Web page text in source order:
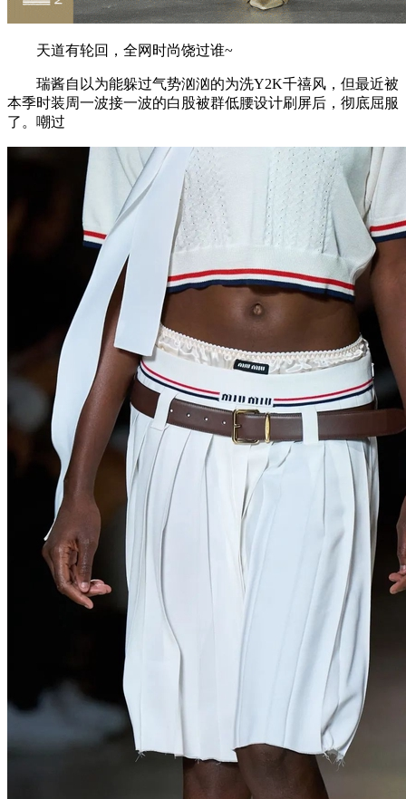
天道有轮回，全网时尚饶过谁~
瑞酱自以为能躲过气势汹汹的为洗Y2K千禧风，但最近被
本季时装周一波接一波的白股被群低腰设计刷屏后，彻底屈服
了。嘲过